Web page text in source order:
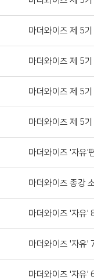
마더와이즈 제 5
마더와이즈 제 5
마더와이즈 제 5
마더와이즈 제 5
마더와이즈 '자유'
마더와이즈 종강
마더와이즈 '자유'
마더와이즈 '자유'
마더와이즈 '자유'